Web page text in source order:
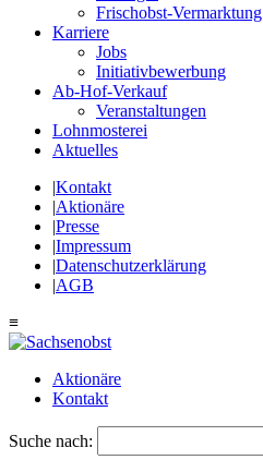
Frischobst-Vermarktung
Karriere
Jobs
Initiativbewerbung
Ab-Hof-Verkauf
Veranstaltungen
Lohnmosterei
Aktuelles
|Kontakt
|Aktionäre
|Presse
|Impressum
|Datenschutzerklärung
|AGB
≡
Aktionäre
Kontakt
Suche nach: